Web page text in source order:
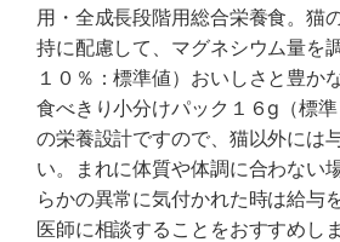
用・全成長段階用総合栄養食。猫
持に配慮して、マグネシウム量を
１０％：標準値）おいしさと豊か
食べきり小分けパック１６g（標
の栄養設計ですので、猫以外には
い。まれに体質や体調に合わない
らかの異常に気付かれた時は給与
医師に相談することをおすすめし